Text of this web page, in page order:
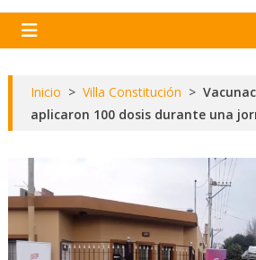
Inicio > Villa Constitución >
aplicaron 100 dosis durante una